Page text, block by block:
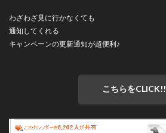
わざわざ見に行かなくても
通知してくれる
キャンペーンの更新通知が超便利♪
こちらをCLICK!!